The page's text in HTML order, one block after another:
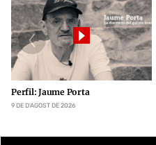
Perfil: Jaume Porta
9 DE D’AGOST DE 2026